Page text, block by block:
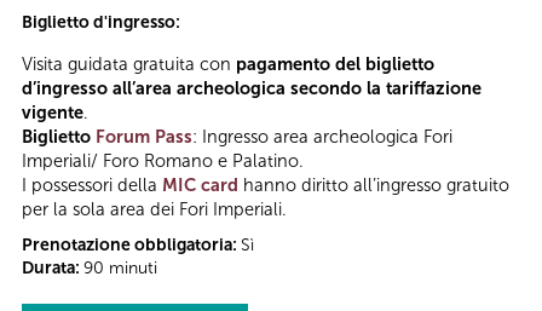
Biglietto d'ingresso:
Visita guidata gratuita con pagamento del biglietto
d’ingresso all’area archeologica secondo la tariffazione
vigente.
Biglietto Forum Pass: Ingresso area archeologica Fori
Imperiali/ Foro Romano e Palatino.
I possessori della MIC card hanno diritto all’ingresso gratuito
per la sola area dei Fori Imperiali.
Prenotazione obbligatoria: Sì
Durata: 90 minuti